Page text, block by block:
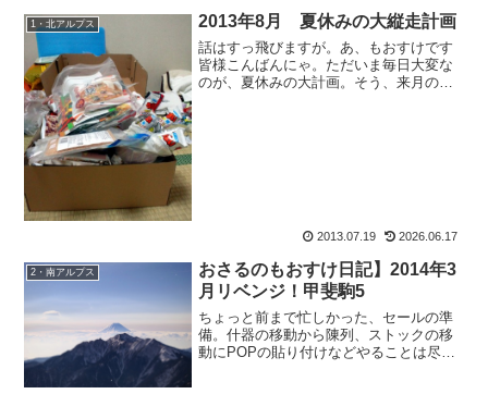
1・北アルプス 2013年8月 夏休みの大縦走計画
話はすっ飛びますが。あ、もおすけです
皆様こんばんにゃ。ただいま毎日大変な
のが、夏休みの大計画。そう、来月の大
2013.07.19 2026.06.17
2・南アルプス
おさるのもおすけ日記】2014年3
月リベンジ！甲斐駒5
ちょっと前まで忙しかった、セールの準
備。什器の移動から陳列、ストックの移
動にPOPの貼り付けなどやることは尽き